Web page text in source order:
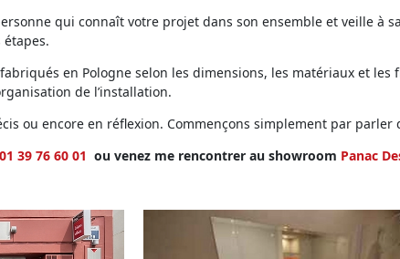
qui connaît votre projet dans son ensemble et veille à
en Pologne selon les dimensions, les matériaux et
de l’installation.
ou encore en réflexion. Commençons simplement par parler
01 39 76 60 01 ou venez me rencontrer au showroom Panac